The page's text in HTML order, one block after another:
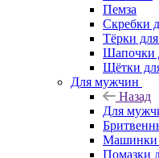
Пемза
Скребки
Тёрки
Шапочки
Щётки
Для мужчин
Назад
Для
Машинки
Помазки